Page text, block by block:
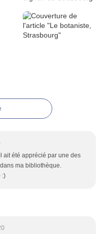
ait été apprécié par une des
ma bibliothèque.
:)